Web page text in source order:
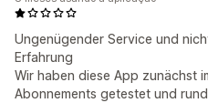
Ungenügender Service und
Erfahrung
Wir haben diese App zunächst
Abonnements getestet und